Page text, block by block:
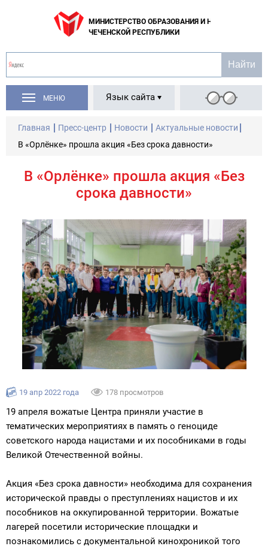
МИНИСТЕРСТВО ОБРАЗОВАНИЯ И НАУКИ
ЧЕЧЕНСКОЙ РЕСПУБЛИКИ
МЕНЮ Язык сайта
Главная Пресс-центр Новости
Актуальные новости
В «Орлёнке» прошла акция «Без срока давности»
В «Орлёнке» прошла акция «Без
срока давности»
19 апр 2022 года 178 просмотров
19 апреля вожатые Центра приняли участие в
тематических мероприятиях в память о геноциде
советского народа нацистами и их пособниками в годы
Великой Отечественной войны.
Акция «Без срока давности» необходима для сохранения
исторической правды о преступлениях нацистов и их
пособников на оккупированной территории. Вожатые
лагерей посетили исторические площадки и
познакомились с документальной кинохроникой того